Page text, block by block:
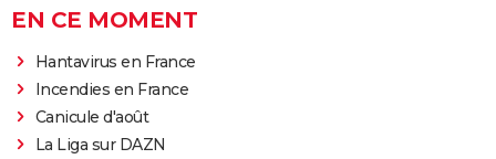
EN CE MOMENT
Hantavirus en France
Incendies en France
Canicule d'août
La Liga sur DAZN